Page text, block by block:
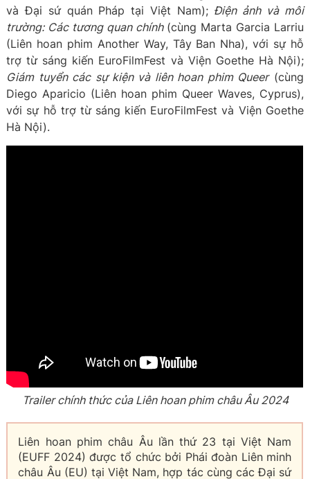
và Đại sứ quán Pháp tại Việt Nam); Điện ảnh và môi
trường: Các tương quan chính(cùng Marta Garcia Larriu
(Liên hoan phim Another Way, Tây Ban Nha), với sự hỗ
trợ từ sáng kiến EuroFilmFest và Viện Goethe Hà Nội);
Giám tuyển các sự kiện và liên hoan phim Queer(cùng
Diego Aparicio (Liên hoan phim Queer Waves, Cyprus),
với sự hỗ trợ từ sáng kiến EuroFilmFest và Viện Goethe
Hà Nội).
Trailer chính thức của Liên hoan phim châu Âu 2024
Liên hoan phim châu Âu lần thứ 23 tại Việt Nam
(EUFF 2024) được tổ chức bởi Phái đoàn Liên minh
châu Âu (EU) tại Việt Nam, hợp tác cùng các Đại sứ